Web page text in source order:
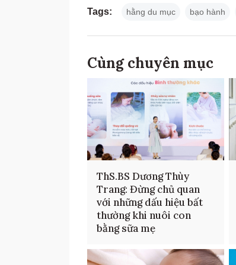
Tags: hằng du mục bạo hành
Cùng chuyên mục
ThS.BS Dương Thùy
Trang: Đừng chủ quan
với những dấu hiệu bất
thường khi nuôi con
bằng sữa mẹ